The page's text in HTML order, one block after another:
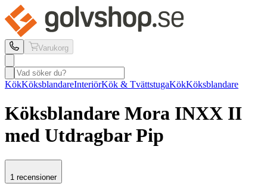
Varukorg
KökKöksblandareInteriörKök & TvättstugaKökKöksblandare
Köksblandare Mora INXX II
med Utdragbar Pip
1 recensioner